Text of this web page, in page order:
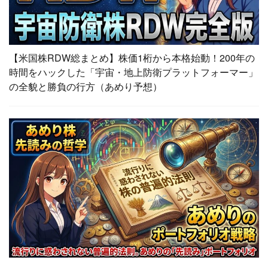
【米国株RDW総まとめ】株価1桁から本格始動！200年の
時間をハックした「宇宙・地上防衛プラットフォーマー」
の全貌と勝負の行方（あめり予想）